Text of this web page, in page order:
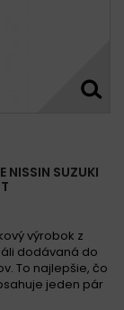
NISSIN SUZUKI
výrobok z
dodávaná do
To najlepšie, čo
jeden pár